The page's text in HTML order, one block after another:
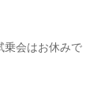
会はお休みで